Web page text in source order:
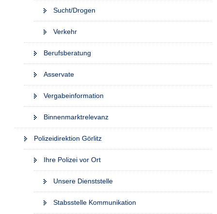
Sucht/Drogen
Verkehr
Berufsberatung
Asservate
Vergabeinformation
Binnenmarktrelevanz
Polizeidirektion Görlitz
Ihre Polizei vor Ort
Unsere Dienststelle
Stabsstelle Kommunikation